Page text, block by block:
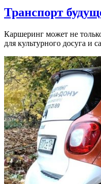
Транспорт
Каршеринг может не
для культурного досуга и